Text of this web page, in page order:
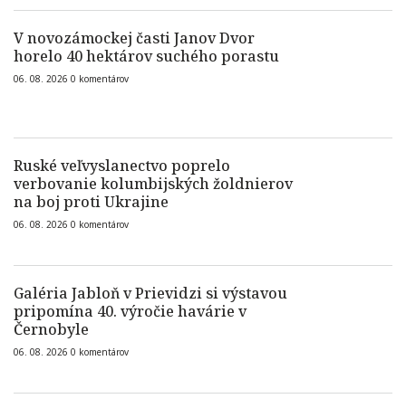
V novozámockej časti Janov Dvor
horelo 40 hektárov suchého porastu
06. 08. 2026 0 komentárov
Ruské veľvyslanectvo poprelo
verbovanie kolumbijských žoldnierov
na boj proti Ukrajine
06. 08. 2026 0 komentárov
Galéria Jabloň v Prievidzi si výstavou
pripomína 40. výročie havárie v
Černobyle
06. 08. 2026 0 komentárov